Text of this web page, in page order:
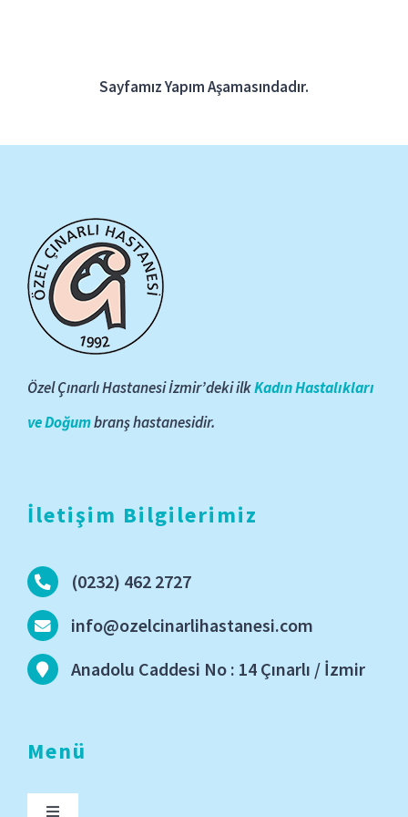
ONLINE RANDEVU
Sayfamız Yapım Aşamasındadır.
Özel Çınarlı Hastanesi İzmir’deki ilkKadın Hastalıkları
ve Doğumbranş hastanesidir.
İletişim Bilgilerimiz
(0232) 462 2727
info@ozelcinarlihastanesi.com
Anadolu Caddesi No : 14 Çınarlı / İzmir
Menü